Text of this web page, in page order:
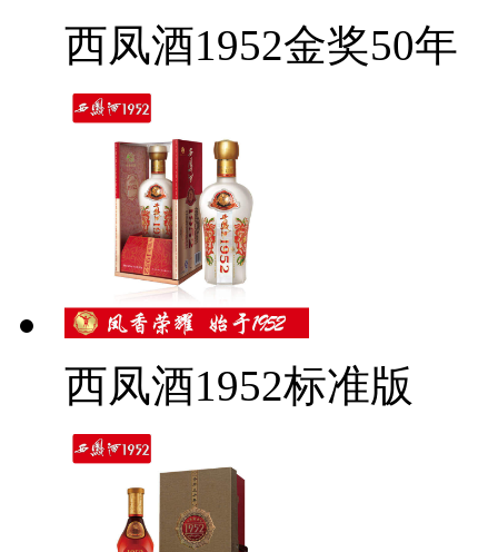
西凤酒1952金奖50年
西凤酒1952标准版